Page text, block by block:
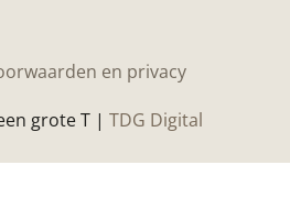
en privacy
grote T | TDG Digital